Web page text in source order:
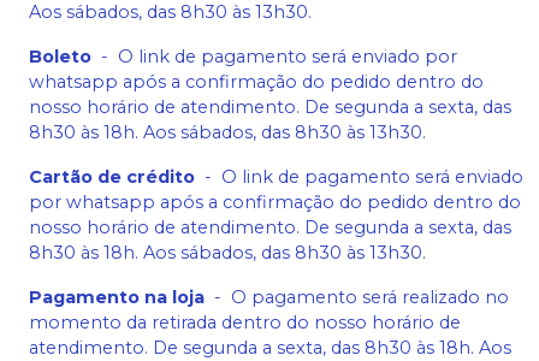
Aos sábados, das 8h30 às 13h30.
Boleto - O link de pagamento será enviado por
whatsapp após a confirmação do pedido dentro do
nosso horário de atendimento. De segunda a sexta, das
8h30 às 18h. Aos sábados, das 8h30 às 13h30.
Cartão de crédito - O link de pagamento será enviado
por whatsapp após a confirmação do pedido dentro do
nosso horário de atendimento. De segunda a sexta, das
8h30 às 18h. Aos sábados, das 8h30 às 13h30.
Pagamento na loja - O pagamento será realizado no
momento da retirada dentro do nosso horário de
atendimento. De segunda a sexta, das 8h30 às 18h. Aos